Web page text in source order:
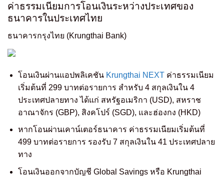
ค่าธรรมเนียมการโอนเงินระหว่างประเทศของ
ธนาคารในประเทศไทย
ธนาคารกรุงไทย (Krungthai Bank)
โอนเงินผ่านแอปพลิเคชัน Krungthai NEXTค่าธรรมเนียม
เริ่มต้นที่ 299 บาทต่อรายการ สำหรับ 4 สกุลเงินใน 4
ประเทศปลายทาง ได้แก่ สหรัฐอเมริกา (USD), สหราช
อาณาจักร (GBP), สิงคโปร์ (SGD), และฮ่องกง (HKD)
หากโอนผ่านเคาน์เตอร์ธนาคาร ค่าธรรมเนียมเริ่มต้นที่
499 บาทต่อรายการ รองรับ 7 สกุลเงินใน 41 ประเทศปลาย
ทาง
โอนเงินออกจากบัญชี Global Savings หรือ Krungthai